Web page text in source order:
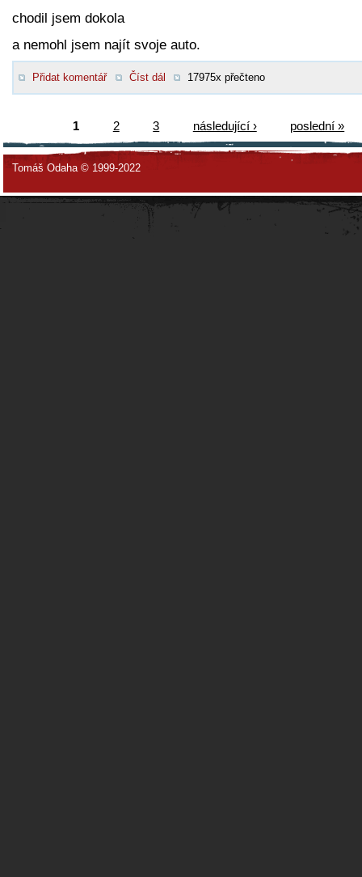
chodil jsem dokola
a nemohl jsem najít svoje auto.
Přidat komentář Číst dál 17975x přečteno
1 2 3 následující › poslední »
Tomáš Odaha © 1999-2022